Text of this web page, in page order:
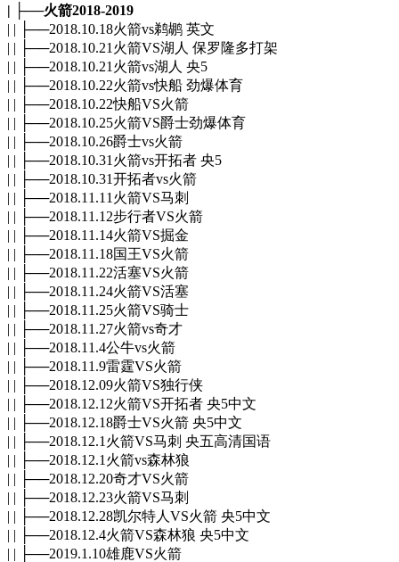
| ├──火箭2018-2019
| | ├──2018.10.18火箭vs鹈鹕 英文
| | ├──2018.10.21火箭VS湖人 保罗隆多打架
| | ├──2018.10.21火箭vs湖人 央5
| | ├──2018.10.22火箭vs快船 劲爆体育
| | ├──2018.10.22快船VS火箭
| | ├──2018.10.25火箭VS爵士劲爆体育
| | ├──2018.10.26爵士vs火箭
| | ├──2018.10.31火箭vs开拓者 央5
| | ├──2018.10.31开拓者vs火箭
| | ├──2018.11.11火箭VS马刺
| | ├──2018.11.12步行者VS火箭
| | ├──2018.11.14火箭VS掘金
| | ├──2018.11.18国王VS火箭
| | ├──2018.11.22活塞VS火箭
| | ├──2018.11.24火箭VS活塞
| | ├──2018.11.25火箭VS骑士
| | ├──2018.11.27火箭vs奇才
| | ├──2018.11.4公牛vs火箭
| | ├──2018.11.9雷霆VS火箭
| | ├──2018.12.09火箭VS独行侠
| | ├──2018.12.12火箭VS开拓者 央5中文
| | ├──2018.12.18爵士VS火箭 央5中文
| | ├──2018.12.1火箭VS马刺 央五高清国语
| | ├──2018.12.1火箭vs森林狼
| | ├──2018.12.20奇才VS火箭
| | ├──2018.12.23火箭VS马刺
| | ├──2018.12.28凯尔特人VS火箭 央5中文
| | ├──2018.12.4火箭VS森林狼 央5中文
| | ├──2019.1.10雄鹿VS火箭